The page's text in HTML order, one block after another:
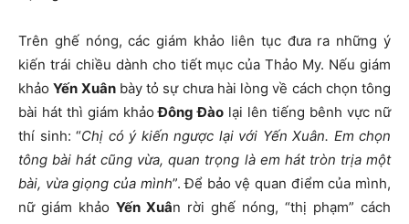
Trên ghế nóng, các giám khảo liên tục đưa ra những ý
kiến trái chiều dành cho tiết mục của Thảo My. Nếu giám
khảoYến Xuânbày tỏ sự chưa hài lòng về cách chọn tông
bài hát thì giám khảo Đông Đào lại lên tiếng bênh vực nữ
thí sinh: “Chị có ý kiến ngược lại với Yến Xuân. Em chọn
tông bài hát cũng vừa, quan trọng là em hát tròn trịa một
bài, vừa giọng của mình”. Để bảo vệ quan điểm của mình,
nữ giám khảo Yến Xuân rời ghế nóng, “thị phạm” cách